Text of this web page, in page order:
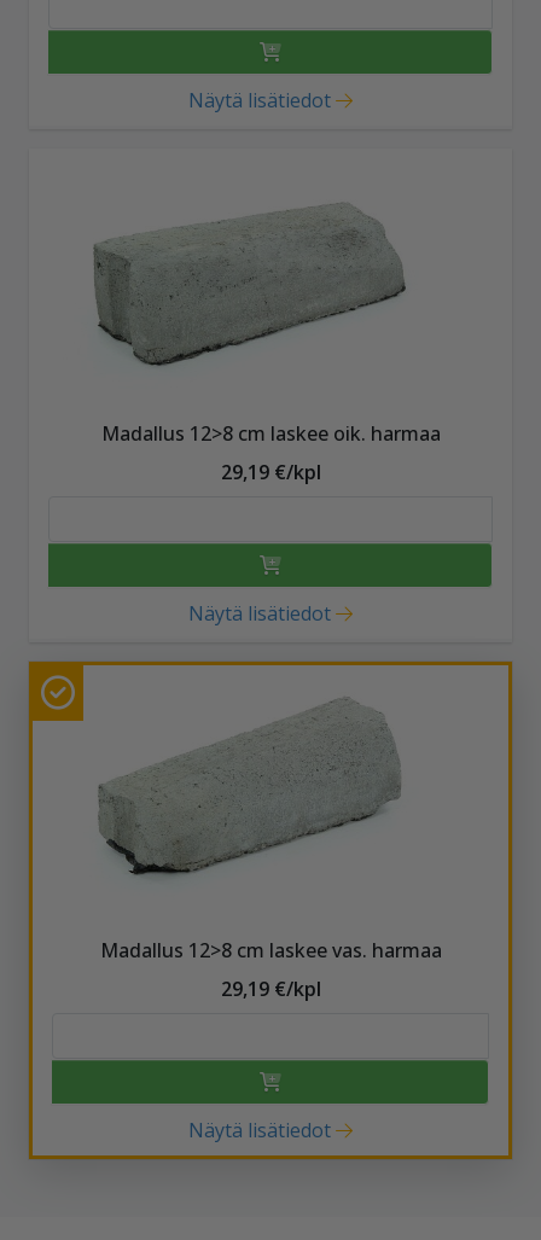
Näytä lisätiedot
Madallus 12>8 cm laskee oik. harmaa
29,19 €/kpl
Näytä lisätiedot
Madallus 12>8 cm laskee vas. harmaa
29,19 €/kpl
Näytä lisätiedot